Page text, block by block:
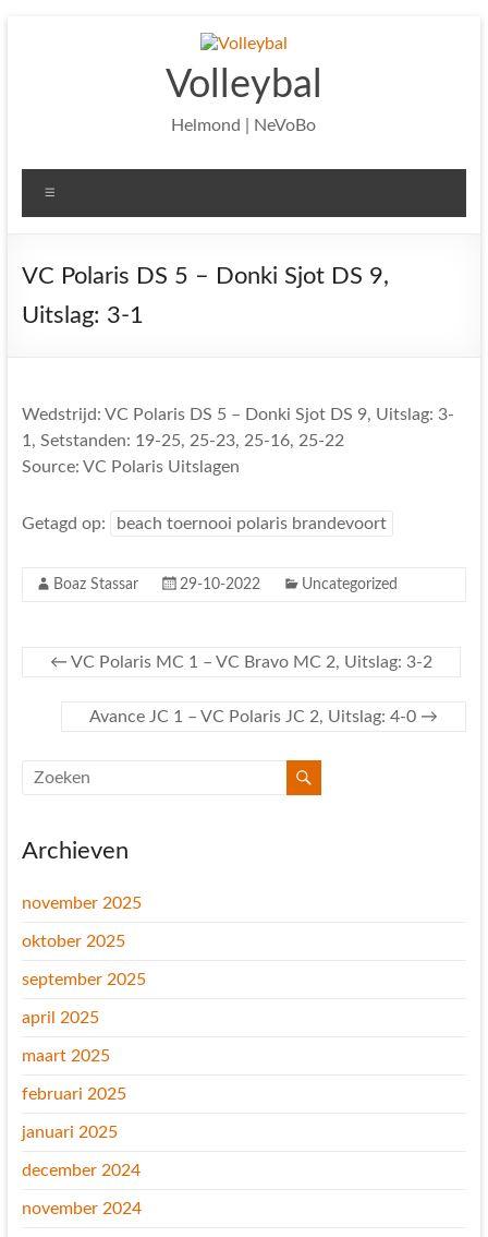
Volleybal
Helmond | NeVoBo
VC Polaris DS 5 – Donki Sjot DS 9,
Uitslag: 3-1
Wedstrijd: VC Polaris DS 5 – Donki Sjot DS 9, Uitslag: 3-
1, Setstanden: 19-25, 25-23, 25-16, 25-22
Source: VC Polaris Uitslagen
Getagd op: beach toernooi polaris brandevoort
Boaz Stassar 29-10-2022 Uncategorized
← VC Polaris MC 1 – VC Bravo MC 2, Uitslag: 3-2
Avance JC 1 – VC Polaris JC 2, Uitslag: 4-0 →
Archieven
november 2025
oktober 2025
september 2025
april 2025
maart 2025
februari 2025
januari 2025
december 2024
november 2024